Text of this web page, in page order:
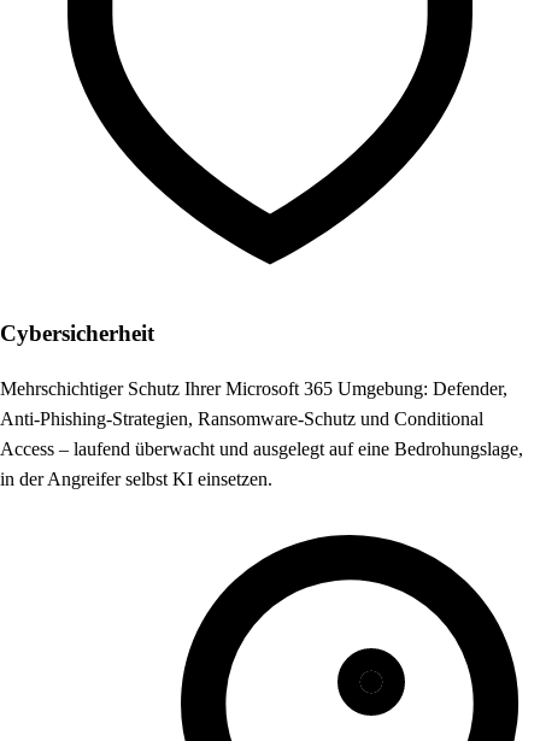
Cybersicherheit
Mehrschichtiger Schutz Ihrer Microsoft 365 Umgebung: Defender,
Anti-Phishing-Strategien, Ransomware-Schutz und Conditional
Access – laufend überwacht und ausgelegt auf eine Bedrohungslage,
in der Angreifer selbst KI einsetzen.